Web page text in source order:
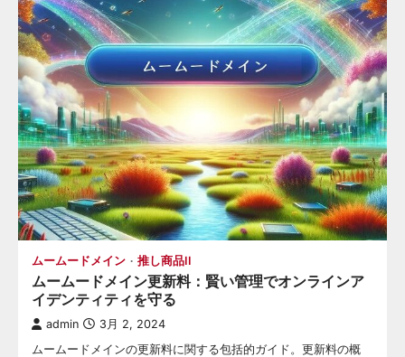
ー
シ
ョ
ン
ムームードメイン 推し商品II
ムームードメイン更新料：賢い管理でオンラインア
イデンティティを守る
admin 3月 2, 2024
ムームードメインの更新料に関する包括的ガイド。更新料の概